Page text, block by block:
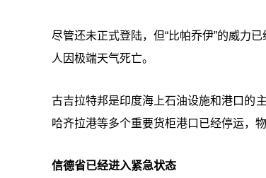
尽管还未正式登陆，但“比帕乔伊”的威力
人因极端天气死亡。
古吉拉特邦是印度海上石油设施和港口的
哈齐拉港等多个重要货柜港口已经停运，
信德省已经进入紧急状态